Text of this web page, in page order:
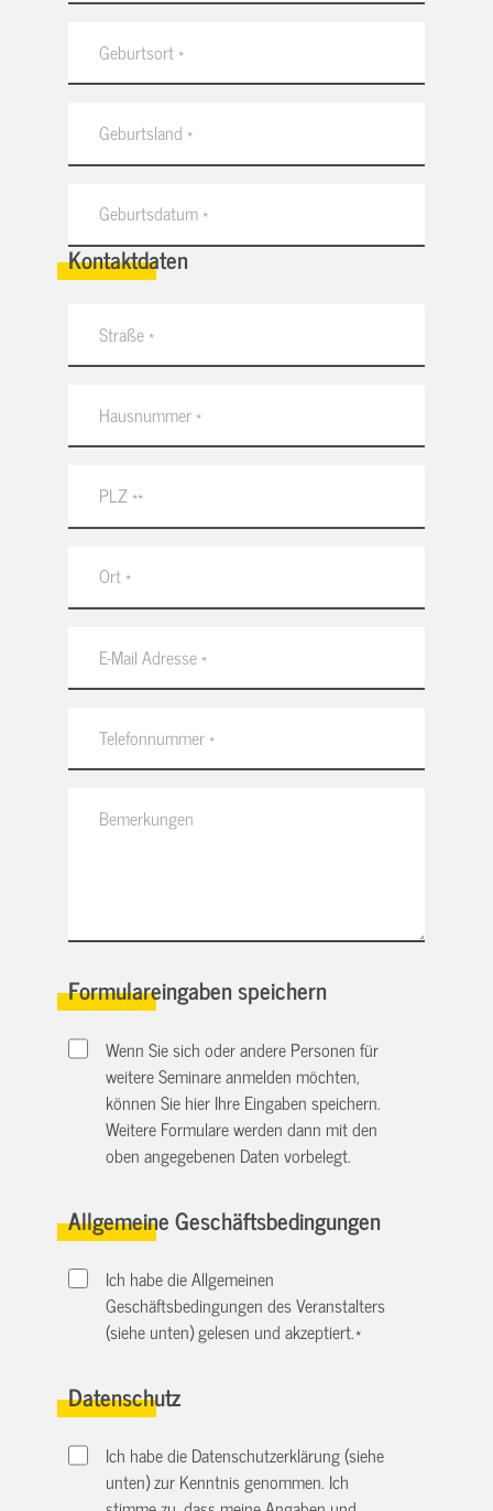
Kontaktdaten
Formulareingaben speichern
Wenn Sie sich oder andere Personen für
weitere Seminare anmelden möchten,
können Sie hier Ihre Eingaben speichern.
Weitere Formulare werden dann mit den
oben angegebenen Daten vorbelegt.
Allgemeine Geschäftsbedingungen
Ich habe die Allgemeinen
Geschäftsbedingungen des Veranstalters
(siehe unten) gelesen und akzeptiert.*
Datenschutz
Ich habe die Datenschutzerklärung (siehe
unten) zur Kenntnis genommen. Ich